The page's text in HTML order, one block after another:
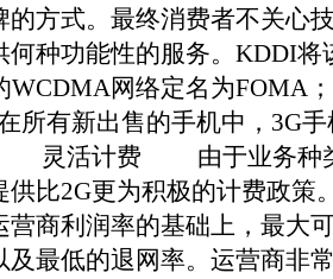
的方式。最终消费者不关心
何种功能性的服务。KDDI将
WCDMA网络定名为FOMA
所有新出售的手机中，3G
灵活计费 由于业务种类
供比2G更为积极的计费政策
营商利润率的基础上，最大
及最低的退网率。运营商非